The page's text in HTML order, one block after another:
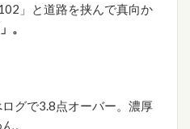
」と道路を挟んで真向か
。
グで3.8点オーバー。濃厚
。